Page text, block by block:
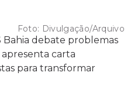
Foto: Divulgação/Arquivo